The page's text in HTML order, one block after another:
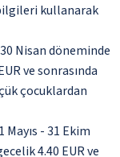
kullanarak
Nisan döneminde
ve sonrasında
çocuklardan
- 31 Ekim
4.40 EUR ve